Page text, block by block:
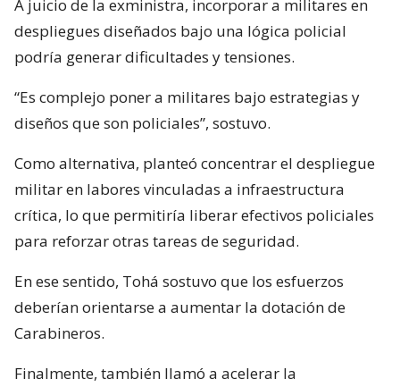
A juicio de la exministra, incorporar a militares en
despliegues diseñados bajo una lógica policial
podría generar dificultades y tensiones.
“Es complejo poner a militares bajo estrategias y
diseños que son policiales”, sostuvo.
Como alternativa, planteó concentrar el despliegue
militar en labores vinculadas a infraestructura
crítica, lo que permitiría liberar efectivos policiales
para reforzar otras tareas de seguridad.
En ese sentido, Tohá sostuvo que los esfuerzos
deberían orientarse a aumentar la dotación de
Carabineros.
Finalmente, también llamó a acelerar la